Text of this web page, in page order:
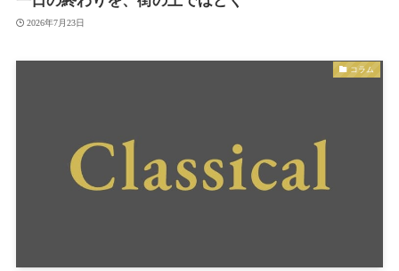
2026年7月23日
コラム